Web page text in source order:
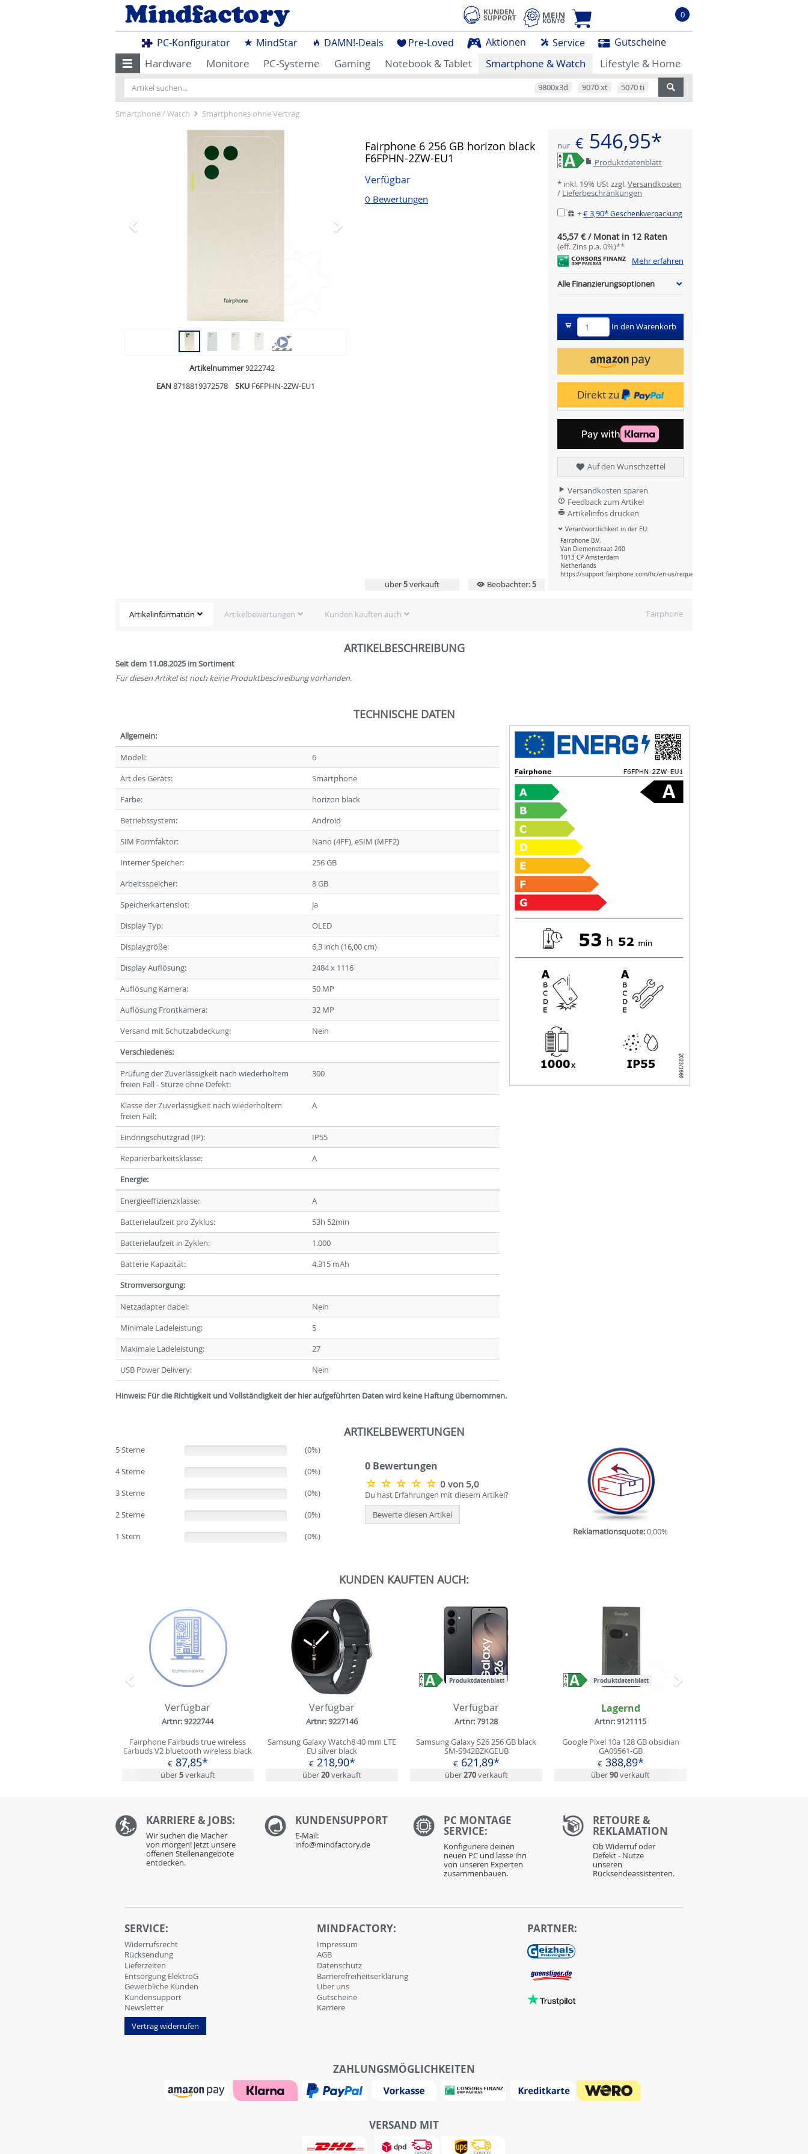
0
PC-Konfigurator MindStar DAMN!-Deals Pre-Loved Aktionen Service Gutscheine
Hardware Monitore PC-Systeme Gaming Notebook & Tablet Smartphone & Watch Lifestyle & Home
9800x3d 9070 xt 5070 ti
Smartphone / Watch Smartphones ohne Vertrag
Artikelnummer9222742
EAN 8718819372578 SKU F6FPHN-2ZW-EU1
Fairphone 6 256 GB horizon black
F6FPHN-2ZW-EU1
Verfügbar
0 Bewertungen
über5verkauft Beobachter:5
nur € 546,95*
Produktdatenblatt
* inkl. 19% USt zzgl.Versandkosten
/ Lieferbeschränkungen
+€ 3,90* Geschenkverpackung
45,57 € / Monat in 12 Raten
(eff. Zins p.a. 0%)**
Mehr erfahren
Alle Finanzierungsoptionen
In den Warenkorb
Direkt zu
Auf den Wunschzettel
Versandkosten sparen
Feedback zum Artikel
Artikelinfos drucken
Verantwortlichkeit in der EU:
Fairphone B.V.
Van Diemenstraat 200
1013 CP Amsterdam
Netherlands
https://support.fairphone.com/hc/en-us/requests/new
Fairphone
Artikelinformation Artikelbewertungen Kunden kauften auch
ARTIKELBESCHREIBUNG
Seit dem 11.08.2025 im Sortiment
Für diesen Artikel ist noch keine Produktbeschreibung vorhanden.
TECHNISCHE DATEN
Allgemein:
Modell:
6
Art des Geräts:
Smartphone
Farbe:
horizon black
Betriebssystem:
Android
SIM Formfaktor:
Nano (4FF), eSIM (MFF2)
Interner Speicher:
256 GB
Arbeitsspeicher:
8 GB
Speicherkartenslot:
Ja
Display Typ:
OLED
Displaygröße:
6,3 inch (16,00 cm)
Display Auflösung:
2484 x 1116
Auflösung Kamera:
50 MP
Auflösung Frontkamera:
32 MP
Versand mit Schutzabdeckung:
Nein
Verschiedenes:
Prüfung der Zuverlässigkeit nach wiederholtem
freien Fall - Stürze ohne Defekt:
300
Klasse der Zuverlässigkeit nach wiederholtem
freien Fall:
A
Eindringschutzgrad (IP):
IP55
Reparierbarkeitsklasse:
A
Energie:
Energieeffizienzklasse:
A
Batterielaufzeit pro Zyklus:
53h 52min
Batterielaufzeit in Zyklen:
1.000
Batterie Kapazität:
4.315 mAh
Stromversorgung:
Netzadapter dabei:
Nein
Minimale Ladeleistung:
5
Maximale Ladeleistung:
27
USB Power Delivery:
Nein
Hinweis: Für die Richtigkeit und Vollständigkeit der hier aufgeführten Daten wird keine Haftung übernommen.
ARTIKELBEWERTUNGEN
5 Sterne
(0%)
4 Sterne
(0%)
3 Sterne
(0%)
2 Sterne
(0%)
1 Stern
(0%)
0 Bewertungen
0 von 5,0
Du hast Erfahrungen mit diesem Artikel?
Bewerte diesen Artikel
Reklamationsquote:0,00%
KUNDEN KAUFTEN AUCH:
Verfügbar
Artnr: 9222744
Fairphone Fairbuds true wireless
Earbuds V2 bluetooth wireless black
€87,85*
über5verkauft
Verfügbar
Artnr: 9227146
Samsung Galaxy Watch8 40 mm LTE
EU silver black
€218,90*
über20verkauft
Produktdatenblatt
Verfügbar
Artnr: 79128
Samsung Galaxy S26 256 GB black
SM-S942BZKGEUB
€621,89*
über270verkauft
Produktdatenblatt
Lagernd
Artnr: 9121115
Google Pixel 10a 128 GB obsidian
GA09561-GB
€388,89*
über90verkauft
Zurück Nächstes
KARRIERE & JOBS:
Wir suchen die Macher
von morgen! Jetzt unsere
offenen Stellenangebote
entdecken.
KUNDENSUPPORT
E-Mail:
info@mindfactory.de
PC MONTAGE
SERVICE:
Konfiguriere deinen
neuen PC und lasse ihn
von unseren Experten
zusammenbauen.
RETOURE &
REKLAMATION
Ob Widerruf oder
Defekt - Nutze
unseren
Rücksendeassistenten.
SERVICE:
Widerrufsrecht
Rücksendung
Lieferzeiten
Entsorgung ElektroG
Gewerbliche Kunden
Kundensupport
Newsletter
Vertrag widerrufen
MINDFACTORY:
Impressum
AGB
Datenschutz
Barrierefreiheitserklärung
Über uns
Gutscheine
Karriere
PARTNER:
ZAHLUNGSMÖGLICHKEITEN
VERSAND MIT